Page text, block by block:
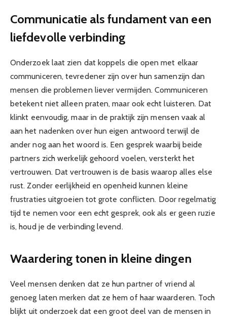
Communicatie als fundament van een
liefdevolle verbinding
Onderzoek laat zien dat koppels die open met elkaar
communiceren, tevredener zijn over hun samenzijn dan
mensen die problemen liever vermijden. Communiceren
betekent niet alleen praten, maar ook echt luisteren. Dat
klinkt eenvoudig, maar in de praktijk zijn mensen vaak al
aan het nadenken over hun eigen antwoord terwijl de
ander nog aan het woord is. Een gesprek waarbij beide
partners zich werkelijk gehoord voelen, versterkt het
vertrouwen. Dat vertrouwen is de basis waarop alles else
rust. Zonder eerlijkheid en openheid kunnen kleine
frustraties uitgroeien tot grote conflicten. Door regelmatig
tijd te nemen voor een echt gesprek, ook als er geen ruzie
is, houd je de verbinding levend.
Waardering tonen in kleine dingen
Veel mensen denken dat ze hun partner of vriend al
genoeg laten merken dat ze hem of haar waarderen. Toch
blijkt uit onderzoek dat een groot deel van de mensen in